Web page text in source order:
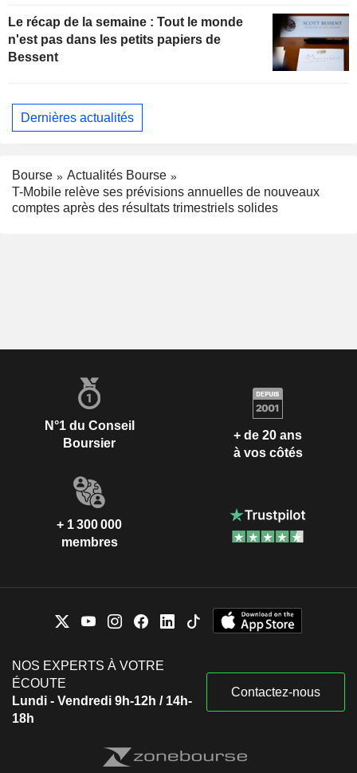
Le récap de la semaine : Tout le monde
n'est pas dans les petits papiers de
Bessent
Dernières actualités
Bourse
Actualités Bourse
T-Mobile relève ses prévisions annuelles de nouveaux
comptes après des résultats trimestriels solides
N°1 du Conseil
Boursier
+ de 20 ans
à vos côtés
+ 1 300 000
membres
NOS EXPERTS À VOTRE
ÉCOUTE
Lundi - Vendredi 9h-12h / 14h-
18h
Contactez-nous